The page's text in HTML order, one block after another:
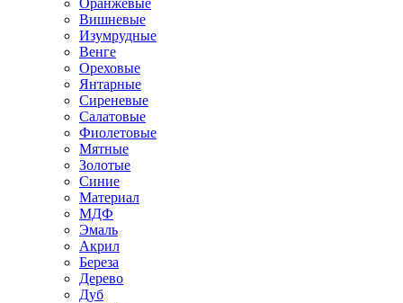
Оранжевые
Вишневые
Изумрудные
Венге
Ореховые
Янтарные
Сиреневые
Салатовые
Фиолетовые
Мятные
Золотые
Синие
Материал
МДФ
Эмаль
Акрил
Береза
Дерево
Дуб